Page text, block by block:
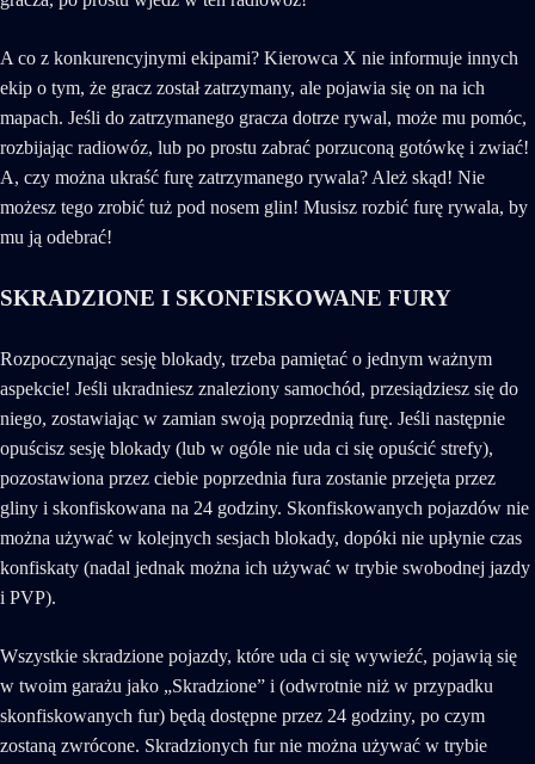
A co z konkurencyjnymi ekipami? Kierowca X nie informuje innych
ekip o tym, że gracz został zatrzymany, ale pojawia się on na ich
mapach. Jeśli do zatrzymanego gracza dotrze rywal, może mu pomóc,
rozbijając radiowóz, lub po prostu zabrać porzuconą gotówkę i zwiać!
A, czy można ukraść furę zatrzymanego rywala? Ależ skąd! Nie
możesz tego zrobić tuż pod nosem glin! Musisz rozbić furę rywala, by
mu ją odebrać!
SKRADZIONE I SKONFISKOWANE FURY
Rozpoczynając sesję blokady, trzeba pamiętać o jednym ważnym
aspekcie! Jeśli ukradniesz znaleziony samochód, przesiądziesz się do
niego, zostawiając w zamian swoją poprzednią furę. Jeśli następnie
opuścisz sesję blokady (lub w ogóle nie uda ci się opuścić strefy),
pozostawiona przez ciebie poprzednia fura zostanie przejęta przez
gliny i skonfiskowana na 24 godziny. Skonfiskowanych pojazdów nie
można używać w kolejnych sesjach blokady, dopóki nie upłynie czas
konfiskaty (nadal jednak można ich używać w trybie swobodnej jazdy
i PVP).
Wszystkie skradzione pojazdy, które uda ci się wywieźć, pojawią się
w twoim garażu jako „Skradzione” i (odwrotnie niż w przypadku
skonfiskowanych fur) będą dostępne przez 24 godziny, po czym
zostaną zwrócone. Skradzionych fur nie można używać w trybie